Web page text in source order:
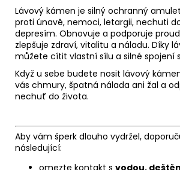
Lávový kámen je silný ochranný
proti únavě, nemoci, letargii, nechuti
depresím. Obnovuje a podporuje
zlepšuje zdraví, vitalitu a náladu. Díky
můžete cítit vlastní sílu a silné spojení
Když u sebe budete nosit lávový
vás chmury, špatná nálada ani žal a
nechuť do života.
Aby vám šperk dlouho vydržel,
následující:
omezte kontakt s vodou,